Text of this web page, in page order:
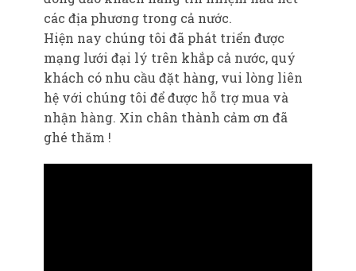
các địa phương trong cả nước.
Hiện nay chúng tôi đã phát triển được
mạng lưới đại lý trên khắp cả nước, quý
khách có nhu cầu đặt hàng, vui lòng liên
hệ với chúng tôi để được hỗ trợ mua và
nhận hàng. Xin chân thành cảm ơn đã
ghé thăm !